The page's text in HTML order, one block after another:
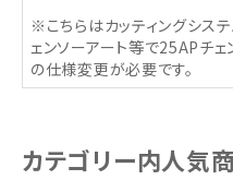
※こちらはカッティングシス
ェンソーアート等で25APチ
の仕様変更が必要です。
カテゴリー内人気